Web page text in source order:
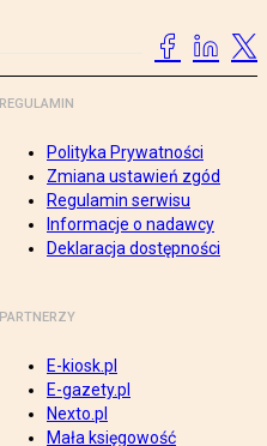
REGULAMIN
Polityka Prywatności
Zmiana ustawień zgód
Regulamin serwisu
Informacje o nadawcy
Deklaracja dostępności
PARTNERZY
E-kiosk.pl
E-gazety.pl
Nexto.pl
Mała księgowość